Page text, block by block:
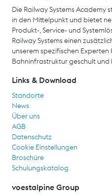
Die Railway Systems Academy
in den Mittelpunkt und bietet
Produkt-, Service- und
Railway Systems einen
unserem spezifischen
Bahninfrastruktur geschult
Links & Download
Standorte
News
Über uns
AGB
Datenschutz
Cookie Einstellungen
Broschüre
Schulungskatalog
voestalpine Group